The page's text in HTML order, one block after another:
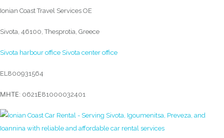
Ionian Coast Travel Services OE
Sivota, 46100, Thesprotia, Greece
Sivota harbour office Sivota center office
EL800931564
ΜΗΤΕ: 0621Ε81000032401